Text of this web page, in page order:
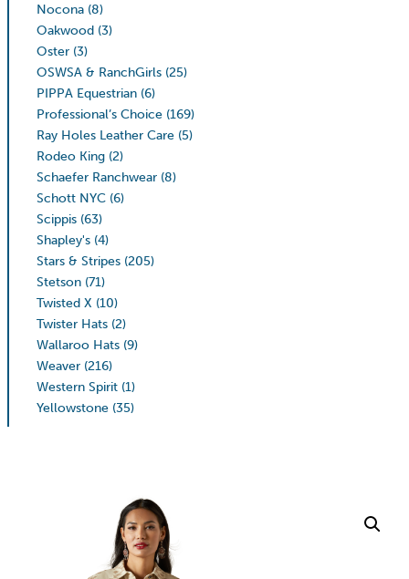
Nocona (8)
Oakwood (3)
Oster (3)
OSWSA & RanchGirls (25)
PIPPA Equestrian (6)
Professional’s Choice (169)
Ray Holes Leather Care (5)
Rodeo King (2)
Schaefer Ranchwear (8)
Schott NYC (6)
Scippis (63)
Shapley's (4)
Stars & Stripes (205)
Stetson (71)
Twisted X (10)
Twister Hats (2)
Wallaroo Hats (9)
Weaver (216)
Western Spirit (1)
Yellowstone (35)